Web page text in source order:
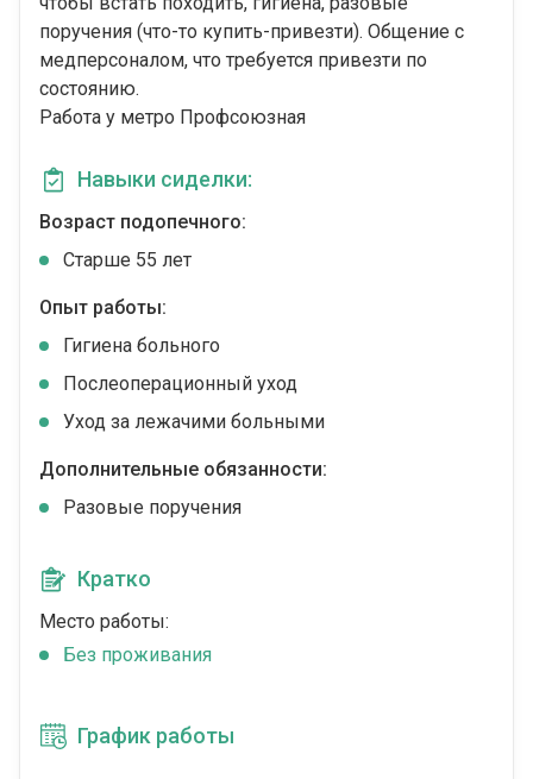
поручения (что-то купить-привезти). Общение с
медперсоналом, что требуется привезти по
состоянию.
Работа у метро Профсоюзная
Навыки сиделки:
Возраст подопечного:
Cтарше 55 лет
Опыт работы:
Гигиена больного
Послеоперационный уход
Уход за лежачими больными
Дополнительные обязанности:
Разовые поручения
Кратко
Место работы:
Без проживания
График работы